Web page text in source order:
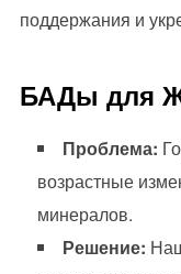
поддержания и
БАДы для
Проблема:
возрастные
минералов.
Решение: